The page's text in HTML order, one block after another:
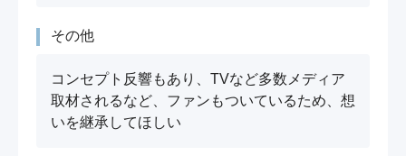
その他
コンセプト反響もあり、TVなど多数メディア
取材されるなど、ファンもついているため、想
いを継承してほしい